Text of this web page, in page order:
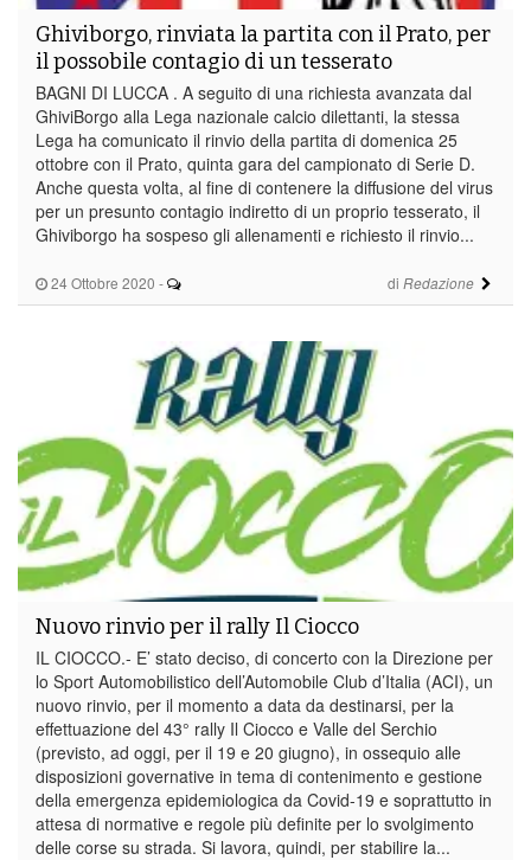
24 Ottobre 2020 - di Redazione
Ghiviborgo, rinviata la partita con il Prato, per
il possobile contagio di un tesserato
BAGNI DI LUCCA . A seguito di una richiesta avanzata dal
GhiviBorgo alla Lega nazionale calcio dilettanti, la stessa
Lega ha comunicato il rinvio della partita di domenica 25
ottobre con il Prato, quinta gara del campionato di Serie D.
Anche questa volta, al fine di contenere la diffusione del virus
per un presunto contagio indiretto di un proprio tesserato, il
Ghiviborgo ha sospeso gli allenamenti e richiesto il rinvio...
Nuovo rinvio per il rally Il Ciocco
IL CIOCCO.- E’ stato deciso, di concerto con la Direzione per
lo Sport Automobilistico dell’Automobile Club d’Italia (ACI), un
nuovo rinvio, per il momento a data da destinarsi, per la
effettuazione del 43° rally Il Ciocco e Valle del Serchio
(previsto, ad oggi, per il 19 e 20 giugno), in ossequio alle
disposizioni governative in tema di contenimento e gestione
della emergenza epidemiologica da Covid-19 e soprattutto in
attesa di normative e regole più definite per lo svolgimento
delle corse su strada. Si lavora, quindi, per stabilire la...